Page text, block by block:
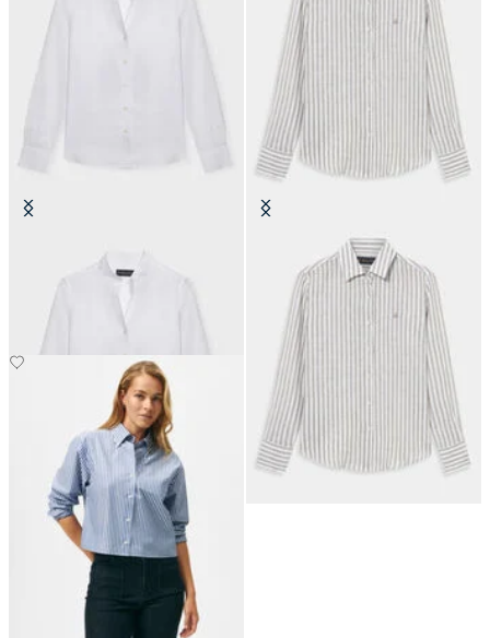
Camicia Slim Fit in Lino con Collo
CHF 82.50
Camicia Relaxed Fit in Lino a
Righe Design Uomo
CHF 82.50